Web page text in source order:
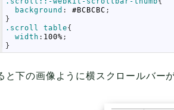
background : #BCBCBC ;
}
.scroll table{
width : 100% ;
}
と下の画像ように横スクロールバー